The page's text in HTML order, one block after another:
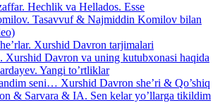
Hechlik va Hellados. Esse
Tasavvuf & Najmiddin Komilov bilan
Xurshid Davron tarjimalari
Xurshid Davron va uning kutubxonasi haqida
Yangi to’rtliklar
seni… Xurshid Davron she’ri & Qo’shiq
& Sarvara & IA. Sen kelar yo’llarga tikildim